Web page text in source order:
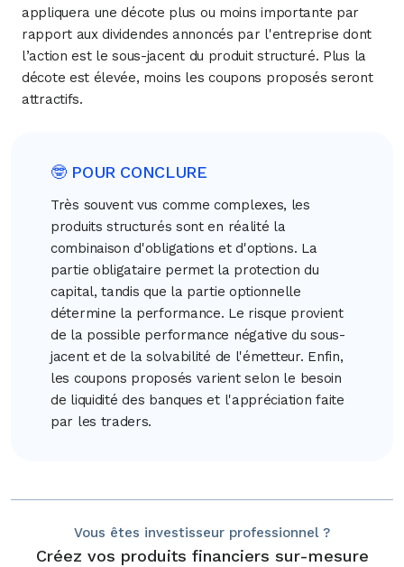
appliquera une décote plus ou moins importante par
rapport aux dividendes annoncés par l'entreprise dont
l’action est le sous-jacent du produit structuré. Plus la
décote est élevée, moins les coupons proposés seront
attractifs.
🤓 POUR CONCLURE
Très souvent vus comme complexes, les
produits structurés sont en réalité la
combinaison d'obligations et d'options. La
partie obligataire permet la protection du
capital, tandis que la partie optionnelle
détermine la performance. Le risque provient
de la possible performance négative du sous-
jacent et de la solvabilité de l'émetteur. Enfin,
les coupons proposés varient selon le besoin
de liquidité des banques et l'appréciation faite
par les traders.
Vous êtes investisseur professionnel ?
Créez vos produits financiers sur-mesure